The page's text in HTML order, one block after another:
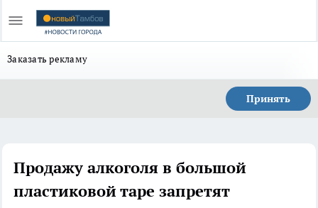
Заказать рекламу
Принять
Продажу алкоголя в большой
пластиковой таре запретят